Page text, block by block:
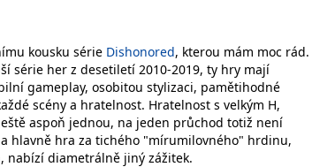
kousku série Dishonored, kterou mám moc rád.
série her z desetiletí 2010-2019, ty hry mají
gameplay, osobitou stylizaci, pamětihodné
scény a hratelnost. Hratelnost s velkým H,
aspoň jednou, na jeden průchod totiž není
hlavně hra za tichého "mírumilovného" hrdinu,
nabízí diametrálně jiný zážitek.